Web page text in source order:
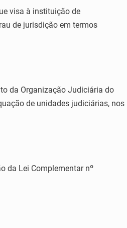
visa à instituição de
de jurisdição em termos
da Organização Judiciária do
de unidades judiciárias, nos
da Lei Complementar nº